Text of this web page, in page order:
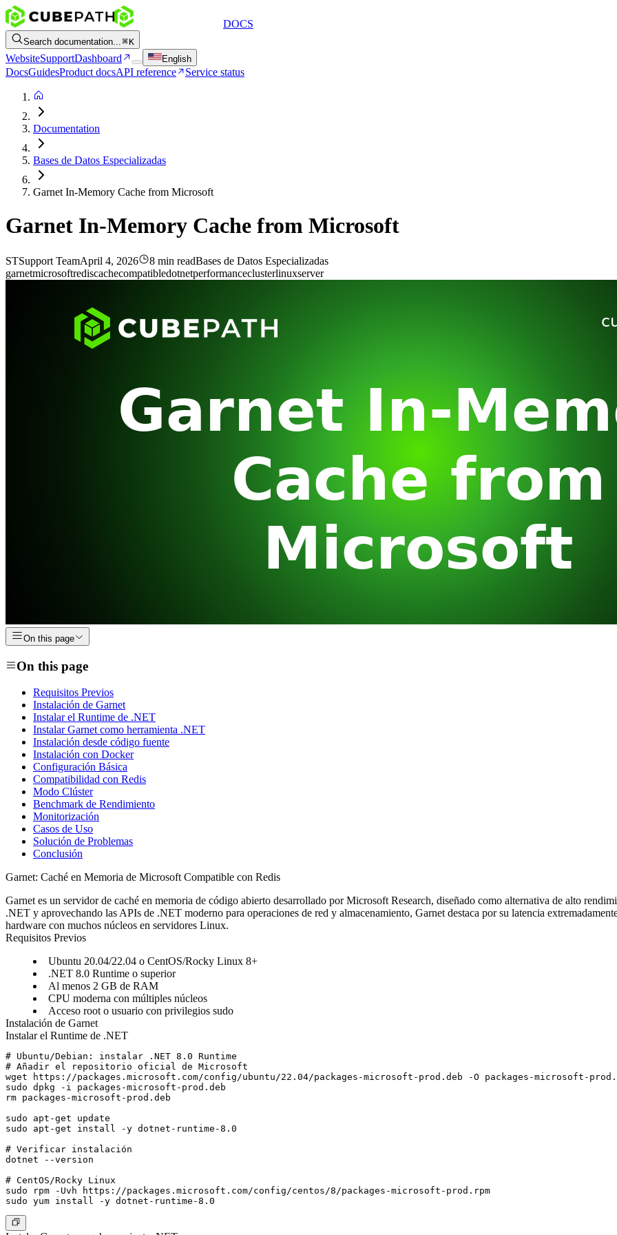
DOCS
Search documentation... K
WebsiteSupportDashboard English
DocsGuidesProduct docsAPI reference Service status
Documentation
Bases de Datos Especializadas
Garnet In-Memory Cache from Microsoft
Garnet In-Memory Cache from Microsoft
STSupport TeamApril 4, 2026 8 min readBases de Datos Especializadas
garnetmicrosoftrediscachecompatibledotnetperformanceclusterlinuxserver
On this page
On this page
Requisitos Previos
Instalación de Garnet
Instalar el Runtime de .NET
Instalar Garnet como herramienta .NET
Instalación desde código fuente
Instalación con Docker
Configuración Básica
Compatibilidad con Redis
Modo Clúster
Benchmark de Rendimiento
Monitorización
Casos de Uso
Solución de Problemas
Conclusión
Garnet: Caché en Memoria de Microsoft Compatible con Redis
Garnet es un servidor de caché en memoria de código abierto desarrollado por Microsoft Research, diseñado como alternativa de alto
.NET y aprovechando las APIs de .NET moderno para operaciones de red y almacenamiento, Garnet destaca por su latencia
hardware con muchos núcleos en servidores Linux.
Requisitos Previos
Ubuntu 20.04/22.04 o CentOS/Rocky Linux 8+
.NET 8.0 Runtime o superior
Al menos 2 GB de RAM
CPU moderna con múltiples núcleos
Acceso root o usuario con privilegios sudo
Instalación de Garnet
Instalar el Runtime de .NET
# Ubuntu/Debian: instalar .NET 8.0 Runtime
# Añadir el repositorio oficial de Microsoft
wget https://packages.microsoft.com/config/ubuntu/22.04/packages-microsoft-prod.deb -O packages-microsoft-
sudo dpkg -i packages-microsoft-prod.deb
rm packages-microsoft-prod.deb
sudo apt-get update
sudo apt-get install -y dotnet-runtime-8.0
# Verificar instalación
dotnet --version
# CentOS/Rocky Linux
sudo rpm -Uvh https://packages.microsoft.com/config/centos/8/packages-microsoft-prod.rpm